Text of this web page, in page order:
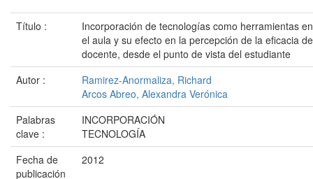
Título :
Incorporación de tecnologías como herramientas en
el aula y su efecto en la percepción de la eficacia
docente, desde el punto de vista del estudiante
Autor :
Ramirez-Anormaliza, Richard
Arcos Abreo, Alexandra Verónica
Palabras
clave :
INCORPORACIÓN
TECNOLOGÍA
Fecha de
publicación
2012